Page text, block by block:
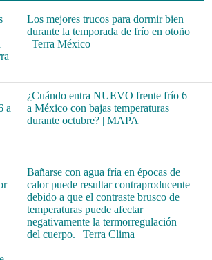
Los mejores trucos para dormir bien
durante la temporada de frío en otoño
| Terra México
¿Cuándo entra NUEVO frente frío 6
a México con bajas temperaturas
durante octubre? | MAPA
Bañarse con agua fría en épocas de
calor puede resultar contraproducente
debido a que el contraste brusco de
temperaturas puede afectar
negativamente la termorregulación
del cuerpo. | Terra Clima